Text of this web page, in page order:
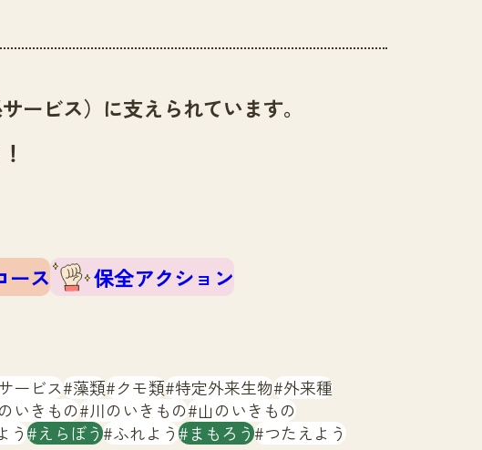
ービス）に支えられています。
ース
保全アクション
ービス 藻類 クモ類 特定外来生物 外来種
いきもの 川のいきもの 山のいきもの
う えらぼう ふれよう まもろう つたえよう